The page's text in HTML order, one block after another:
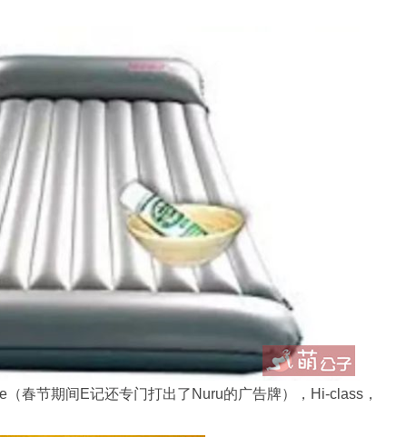
春节期间E记还专门打出了Nuru的广告牌），Hi-class，